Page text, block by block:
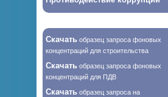
Скачать образец запроса фоновых
концентраций для строительства
Скачать образец запроса фоновых
концентраций для ПДВ
Скачать образец запроса на